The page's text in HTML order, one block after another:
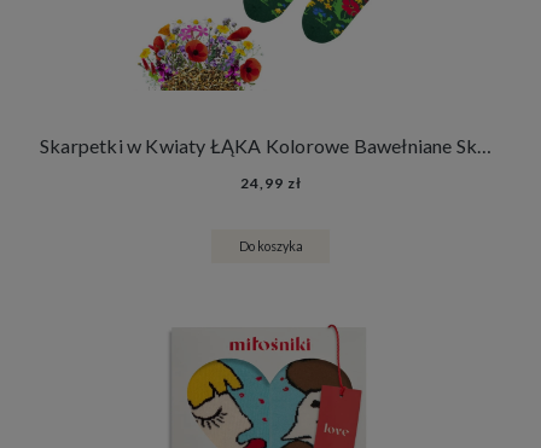
Skarpetki w Kwiaty ŁĄKA Kolorowe Bawełniane Skarpety + Nasiona Łąki Kwietnej
24,99 zł
Do koszyka